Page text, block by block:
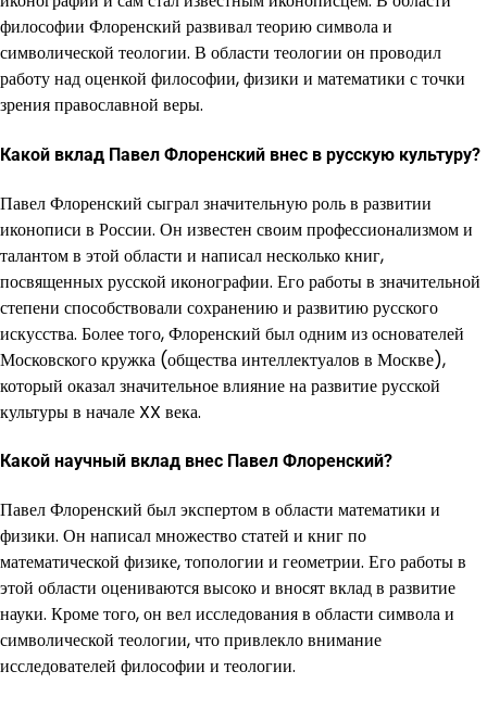
философии Флоренский развивал теорию символа и
символической теологии. В области теологии он проводил
работу над оценкой философии, физики и математики с точки
зрения православной веры.
Какой вклад Павел Флоренский внес в русскую культуру?
Павел Флоренский сыграл значительную роль в развитии
иконописи в России. Он известен своим профессионализмом и
талантом в этой области и написал несколько книг,
посвященных русской иконографии. Его работы в значительной
степени способствовали сохранению и развитию русского
искусства. Более того, Флоренский был одним из основателей
Московского кружка (общества интеллектуалов в Москве),
который оказал значительное влияние на развитие русской
культуры в начале XX века.
Какой научный вклад внес Павел Флоренский?
Павел Флоренский был экспертом в области математики и
физики. Он написал множество статей и книг по
математической физике, топологии и геометрии. Его работы в
этой области оцениваются высоко и вносят вклад в развитие
науки. Кроме того, он вел исследования в области символа и
символической теологии, что привлекло внимание
исследователей философии и теологии.